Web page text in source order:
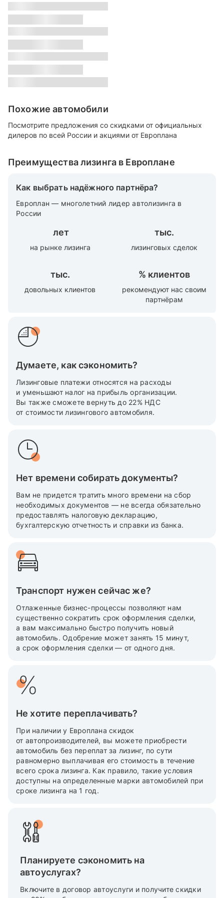
Похожие автомобили
Посмотрите предложения со скидками от официальных
дилеров по всей России и акциями от Европлана
Преимущества лизинга в Европлане
Как выбрать надёжного партнёра?
Европлан — многолетний лидер автолизинга в
России
лет
на рынке лизинга
тыс.
лизинговых сделок
тыс.
довольных клиентов
% клиентов
рекомендуют нас своим
партнёрам
Думаете, как сэкономить?
Лизинговые платежи относятся на расходы
и уменьшают налог на прибыль организации.
Вы также cможете вернуть до 22% НДС
от стоимости лизингового автомобиля.
Нет времени собирать документы?
Вам не придется тратить много времени на сбор
необходимых документов — не всегда обязательно
предоставлять налоговую декларацию,
бухгалтерскую отчетность и справки из банка.
Транспорт нужен сейчас же?
Отлаженные бизнес-процессы позволяют нам
существенно сократить срок оформления сделки,
а вам максимально быстро получить новый
автомобиль. Одобрение может занять 15 минут,
а срок оформления сделки — от одного дня.
Не хотите переплачивать?
При наличии у Европлана скидок
от автопроизводителей, вы можете приобрести
автомобиль без переплат за лизинг, по сути
равномерно выплачивая его стоимость в течение
всего срока лизинга. Как правило, такие условия
доступны на определенные марки автомобилей при
сроке лизинга на 1 год.
Планируете сэкономить на
автоуслугах?
Включите в договор автоуслуги и получите скидки